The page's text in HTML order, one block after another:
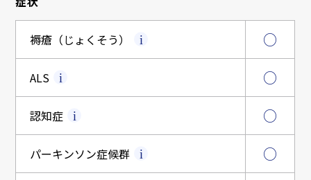
褥瘡（じょくそう） ○
ALS ○
認知症 ○
パーキンソン症候群 ○